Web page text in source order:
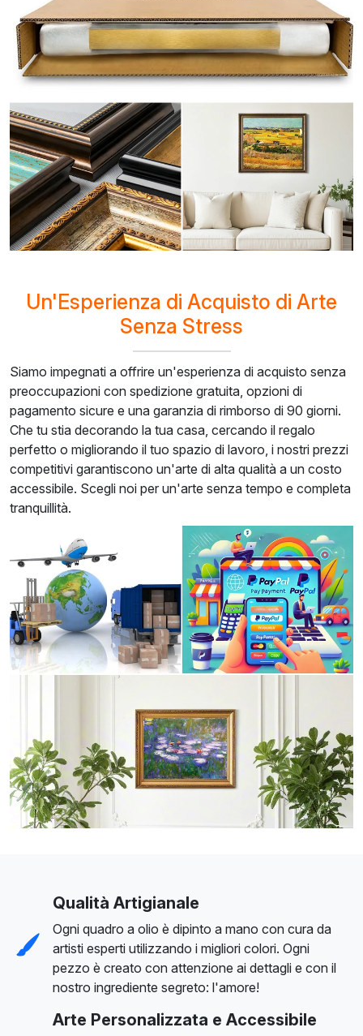
Un'Esperienza di Acquisto di Arte
Senza Stress
Siamo impegnati a offrire un'esperienza di acquisto senza
preoccupazioni con spedizione gratuita, opzioni di
pagamento sicure e una garanzia di rimborso di 90 giorni.
Che tu stia decorando la tua casa, cercando il regalo
perfetto o migliorando il tuo spazio di lavoro, i nostri prezzi
competitivi garantiscono un'arte di alta qualità a un costo
accessibile. Scegli noi per un'arte senza tempo e completa
tranquillità.
Qualità Artigianale
Ogni quadro a olio è dipinto a mano con cura da
artisti esperti utilizzando i migliori colori. Ogni
pezzo è creato con attenzione ai dettagli e con il
nostro ingrediente segreto: l'amore!
Arte Personalizzata e Accessibile